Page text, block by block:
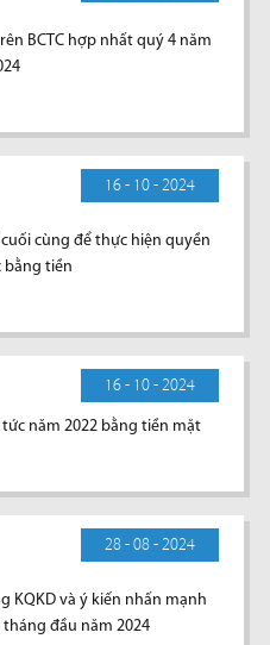
BCTC hợp nhất quý 4 năm
16 - 10 - 2024
cùng để thực hiện quyền
bằng tiền
16 - 10 - 2024
tức năm 2022 bằng tiền mặt
28 - 08 - 2024
KQKD và ý kiến nhấn mạnh
tháng đầu năm 2024